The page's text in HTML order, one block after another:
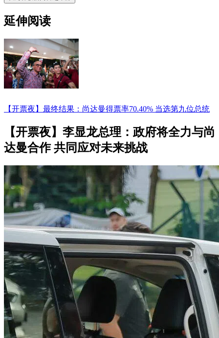
延伸阅读
【开票夜】最终结果：尚达曼得票率70.40% 当选第九位总统
【开票夜】李显龙总理：政府将全力与尚
达曼合作 共同应对未来挑战